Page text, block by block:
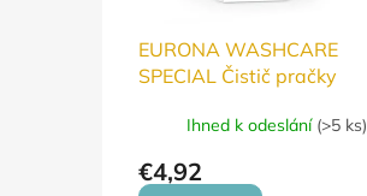
EURONA WASHCARE
SPECIAL Čistič pračky
Ihned k odeslání (>5 ks)
€4,92